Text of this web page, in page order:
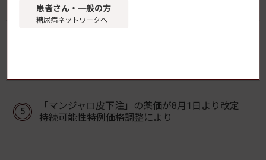
「マンジャロ皮下注」の薬価が8月1日より改定
持続可能性特例価格調整により
患者さん・一般の方
糖尿病ネットワークへ